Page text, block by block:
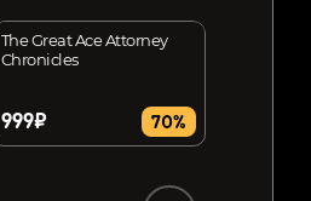
The Great Ace Attorney
Chronicles
999₽ 70%